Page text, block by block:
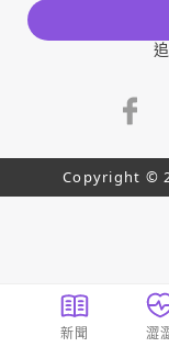
Copyright ©
新聞 澀